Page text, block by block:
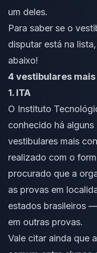
um deles.
Para saber se o
disputar está na
abaixo!
4 vestibulares
1. ITA
O Instituto
conhecido há
vestibulares mais
realizado com o
procurado que a
as provas em
estados brasileiros
em outras provas.
Vale citar ainda que